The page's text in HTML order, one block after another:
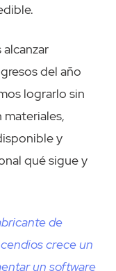
del año
lograrlo sin
materiales,
y
qué sigue y
de
crece un
un software